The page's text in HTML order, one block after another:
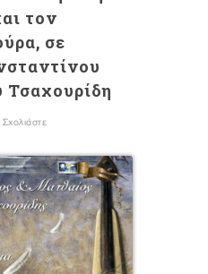
τον
σε
Τσαχουρίδη
Σχολιάστε